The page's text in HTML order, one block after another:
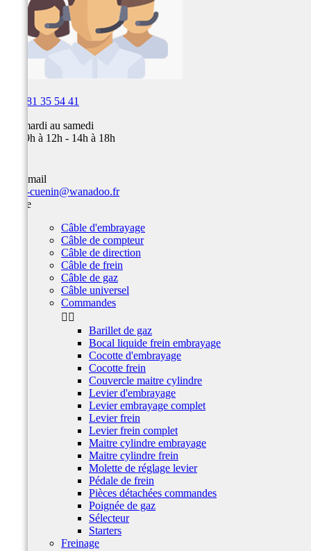
03 81 35 54 41
Du mardi au samedi
de 09h à 12h - 14h à 18h
Par email
team-cuenin@wanadoo.fr
Câble
Câble d'embrayage
Câble de compteur
Câble de direction
Câble de frein
Câble de gaz
Câble universel
Commandes
 
Barillet de gaz
Bocal liquide frein embrayage
Cocotte d'embrayage
Cocotte frein
Couvercle maitre cylindre
Levier d'embrayage
Levier embrayage complet
Levier frein
Levier frein complet
Maitre cylindre embrayage
Maitre cylindre frein
Molette de réglage levier
Pédale de frein
Pièces détachées commandes
Poignée de gaz
Sélecteur
Starters
Freinage